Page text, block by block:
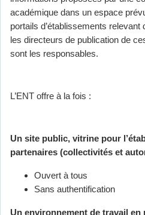
académique dans un espace
portails d’établissements
les directeurs de publication de
sont les responsables.
L’ENT offre à la fois :
Un site public, vitrine pour
partenaires (collectivités et
Ouvert à tous
Sans authentification
Un environnement de travail en